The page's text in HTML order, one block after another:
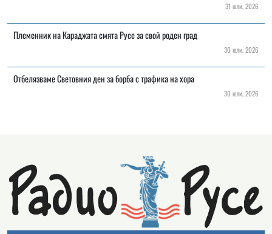
31 юли, 2026
Племенник на Караджата смята Русе за свой роден град
30 юли, 2026
Отбелязваме Световния ден за борба с трафика на хора
30 юли, 2026